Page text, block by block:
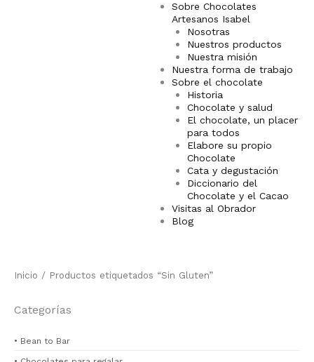
Sobre Chocolates
Artesanos Isabel
Nosotras
Nuestros productos
Nuestra misión
Nuestra forma de trabajo
Sobre el chocolate
Historia
Chocolate y salud
El chocolate, un placer
para todos
Elabore su propio
Chocolate
Cata y degustación
Diccionario del
Chocolate y el Cacao
Visitas al Obrador
Blog
Inicio / Productos etiquetados “Sin Gluten”
Categorías
• Bean to Bar